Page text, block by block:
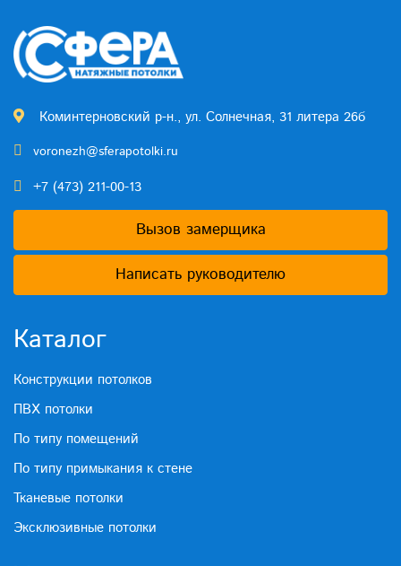
Коминтерновский р-н., ул. Солнечная, 31 литера 26б
voronezh@sferapotolki.ru
+7 (473) 211-00-13
Вызов замерщика
Написать руководителю
Каталог
Конструкции потолков
ПВХ потолки
По типу помещений
По типу примыкания к стене
Тканевые потолки
Эксклюзивные потолки